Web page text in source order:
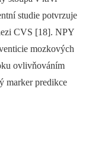
studie potvrzuje
CVS [18]. NPY
mozkových
ovlivňováním
marker predikce